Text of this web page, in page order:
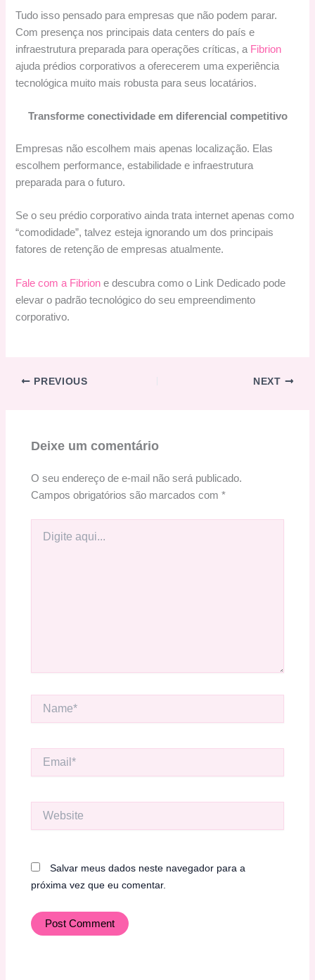
Tudo isso pensado para empresas que não podem parar.
Com presença nos principais data centers do país e
infraestrutura preparada para operações críticas, a Fibrion
ajuda prédios corporativos a oferecerem uma experiência
tecnológica muito mais robusta para seus locatários.
Transforme conectividade em diferencial competitivo
Empresas não escolhem mais apenas localização. Elas
escolhem performance, estabilidade e infraestrutura
preparada para o futuro.
Se o seu prédio corporativo ainda trata internet apenas como
“comodidade”, talvez esteja ignorando um dos principais
fatores de retenção de empresas atualmente.
Fale com a Fibrion e descubra como o Link Dedicado pode
elevar o padrão tecnológico do seu empreendimento
corporativo.
PREVIOUS NEXT
Deixe um comentário
O seu endereço de e-mail não será publicado.
Campos obrigatórios são marcados com*
aqui...
Name*
Salvar meus dados neste navegador para a
próxima vez que eu comentar.